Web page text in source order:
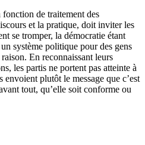
de traitement des
et la pratique, doit inviter les
se tromper, la démocratie étant
un système politique pour des gens
En reconnaissant leurs
les partis ne portent pas atteinte à
plutôt le message que c’est
tout, qu’elle soit conforme ou